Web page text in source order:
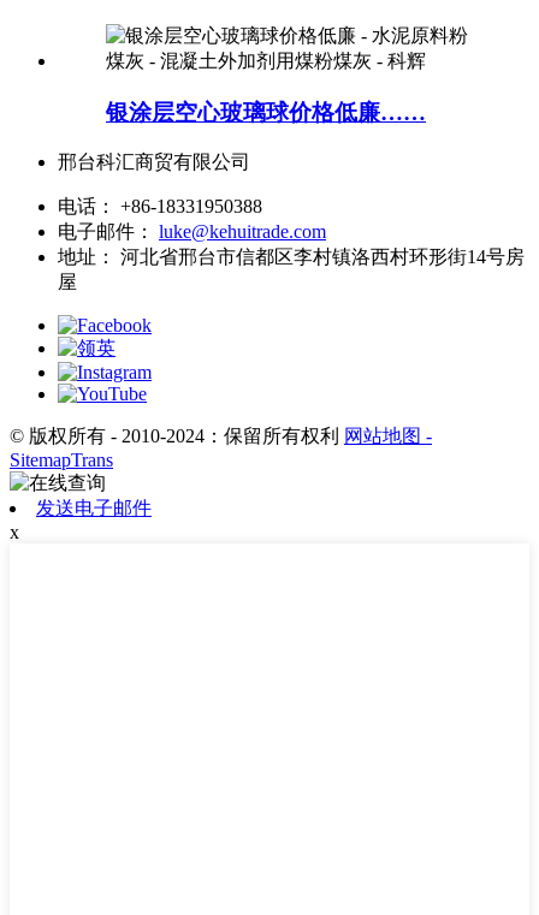
银涂层空心玻璃球价格低廉……
邢台科汇商贸有限公司
电话：
+86-18331950388
电子邮件：
luke@kehuitrade.com
地址：
河北省邢台市信都区李村镇洛西村环形街14号房
屋
© 版权所有 - 2010-2024：保留所有权利 网站地图 -
SitemapTrans
发送电子邮件
x